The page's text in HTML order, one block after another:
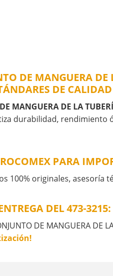
DE MANGUERA
DE
MANGUERA DE LA
durabilidad, rendimiento
PARA
100% originales, asesoría
DEL 473-
DE MANGUERA